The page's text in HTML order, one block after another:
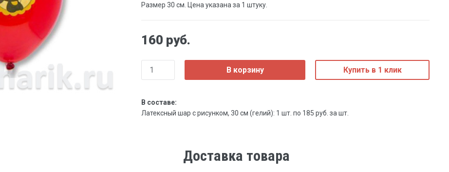
Размер 30 см. Цена указана за 1 штуку.
160 руб.
В корзину Купить в 1 клик
В составе:
Латексный шар с рисунком, 30 см (гелий): 1 шт. по 185 руб. за шт.
Доставка товара